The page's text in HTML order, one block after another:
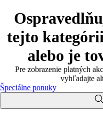
tejto
alebo je
Pre zobrazenie platných
vyhľadajte
Špeciálne ponuky